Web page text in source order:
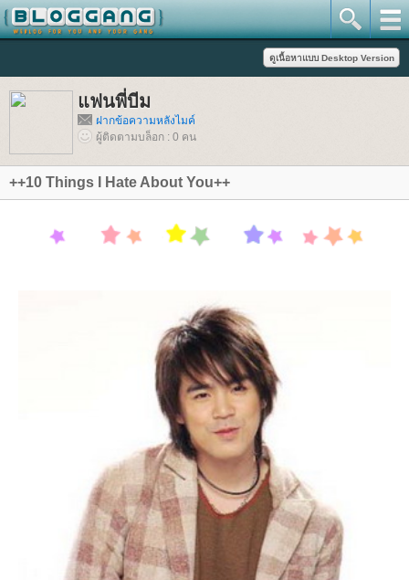
ฟนพี่บีม
ฝากข้อความหลังไมค์
ผู้ติดตามบล็อก : 0 คน
++10 Things I Hate About You++